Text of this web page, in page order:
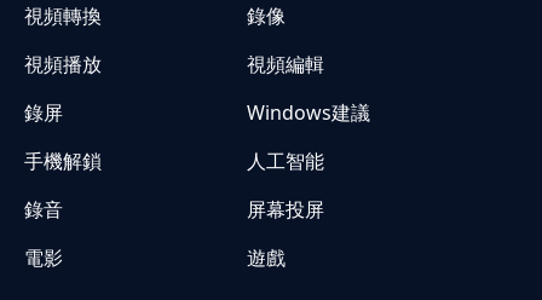
視頻轉換
錄像
視頻播放
視頻編輯
錄屏
Windows建議
手機解鎖
人工智能
錄音
屏幕投屏
電影
遊戲